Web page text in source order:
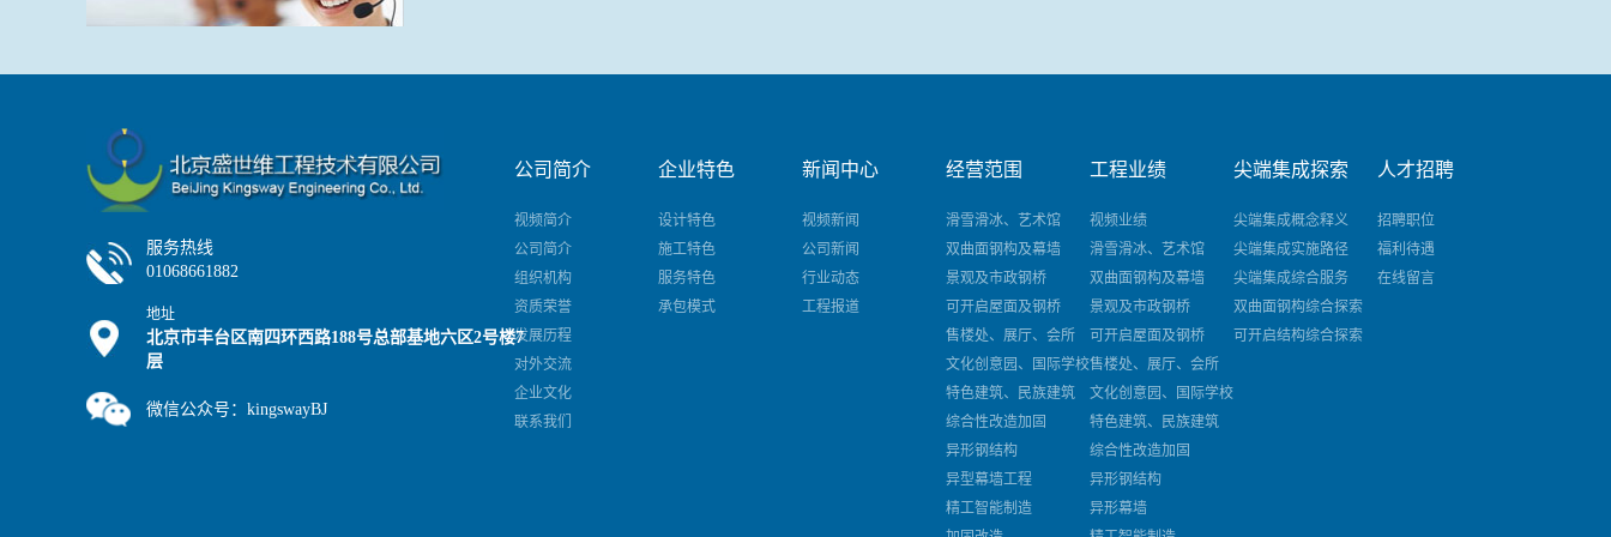
服务热线
01068661882
地址
北京市丰台区南四环西路188号总部基地六区2号楼7
层
微信公众号：kingswayBJ
公司简介
视频简介
公司简介
组织机构
资质荣誉
发展历程
对外交流
企业文化
联系我们
企业特色
设计特色
施工特色
服务特色
承包模式
新闻中心
视频新闻
公司新闻
行业动态
工程报道
经营范围
滑雪滑冰、艺术馆
双曲面钢构及幕墙
景观及市政钢桥
可开启屋面及钢桥
售楼处、展厅、会所
文化创意园、国际学校
特色建筑、民族建筑
综合性改造加固
异形钢结构
异型幕墙工程
精工智能制造
工程业绩
视频业绩
滑雪滑冰、艺术馆
双曲面钢构及幕墙
景观及市政钢桥
可开启屋面及钢桥
售楼处、展厅、会所
文化创意园、国际学校
特色建筑、民族建筑
综合性改造加固
异形钢结构
异形幕墙
尖端集成探索
尖端集成概念释义
尖端集成实施路径
尖端集成综合服务
双曲面钢构综合探索
可开启结构综合探索
人才招聘
招聘职位
福利待遇
在线留言